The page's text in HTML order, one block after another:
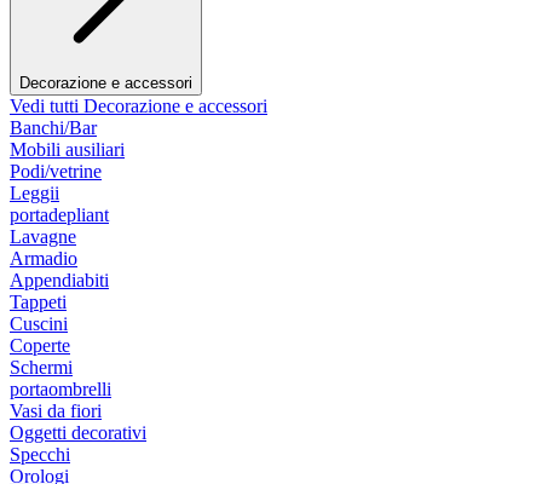
Decorazione e accessori
Vedi tutti Decorazione e accessori
Banchi/Bar
Mobili ausiliari
Podi/vetrine
Leggii
portadepliant
Lavagne
Armadio
Appendiabiti
Tappeti
Cuscini
Coperte
Schermi
portaombrelli
Vasi da fiori
Oggetti decorativi
Specchi
Orologi